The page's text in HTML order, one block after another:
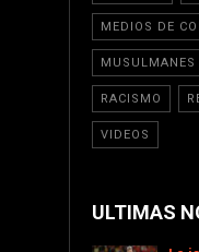
MEDIOS DE
MUSULMANES
RACISMO
VIDEOS
ULTIMAS